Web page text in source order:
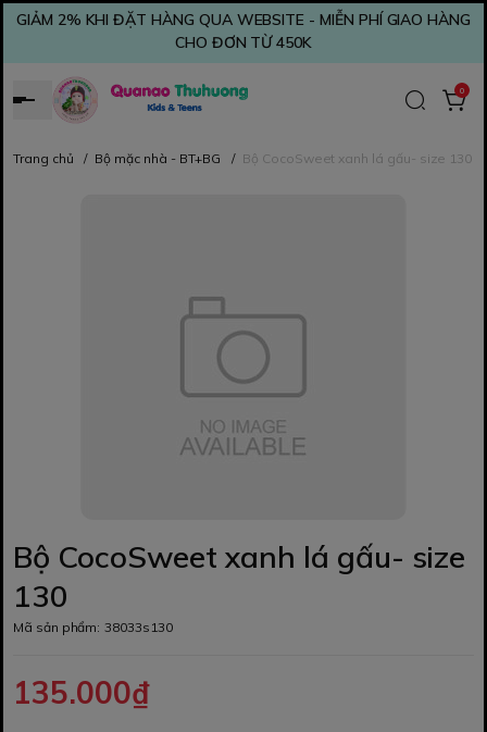
GIẢM 2% KHI ĐẶT HÀNG QUA WEBSITE - MIỄN PHÍ GIAO HÀNG
CHO ĐƠN TỪ 450K
0
Trang chủ / Bộ mặc nhà - BT+BG / Bộ CocoSweet xanh lá gấu- size 130
Bộ CocoSweet xanh lá gấu- size
130
Mã sản phẩm: 38033s130
135.000₫